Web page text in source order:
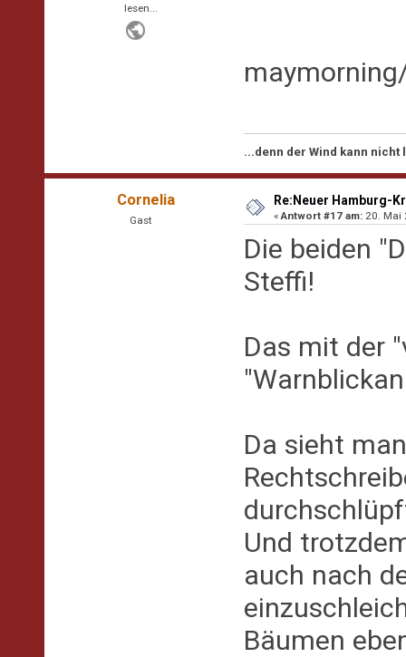
lesen...
...denn der Wind kann nicht
Cornelia
Gast
Re:Neuer Hamburg-
«Antwort #17 am: 20. Mai
Die beiden
Steffi!
Das mit der
Da sieht
Und
auch nach
Bäumen